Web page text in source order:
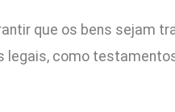
que os bens sejam
como